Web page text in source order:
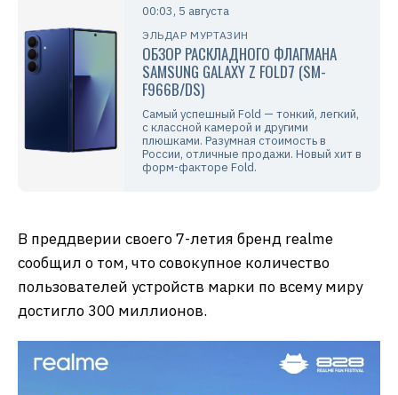
00:03, 5 августа
ЭЛЬДАР МУРТАЗИН
ОБЗОР РАСКЛАДНОГО ФЛАГМАНА
SAMSUNG GALAXY Z FOLD7 (SM-
F966B/DS)
Самый успешный Fold — тонкий, легкий,
с классной камерой и другими
плюшками. Разумная стоимость в
России, отличные продажи. Новый хит в
форм-факторе Fold.
В преддверии своего 7-летия бренд realme
сообщил о том, что совокупное количество
пользователей устройств марки по всему миру
достигло 300 миллионов.